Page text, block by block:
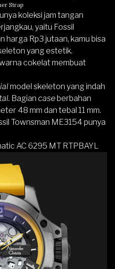
Strap
koleksi jam tangan
yaitu Fossil
harga Rp3 jutaan, kamu bisa
yang estetik.
cokelat membuat
model skeleton yang indah
Bagian caseberbahan
48 mm dan tebal 11 mm.
Townsman ME3154 punya
AC 6295 MT RTPBAYL